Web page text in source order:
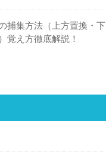
捕集方法（上方置換・下
覚え方徹底解説！